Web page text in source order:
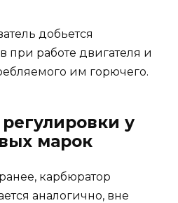
добьется
при работе двигателя и
им горючего.
у
марок
карбюратор
аналогично, вне